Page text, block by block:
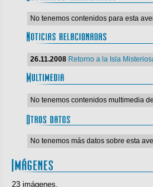
No tenemos contenidos para esta
26.11.2008 Retorno a la Isla
No tenemos contenidos multimedia
No tenemos más datos sobre esta
23 imágenes.